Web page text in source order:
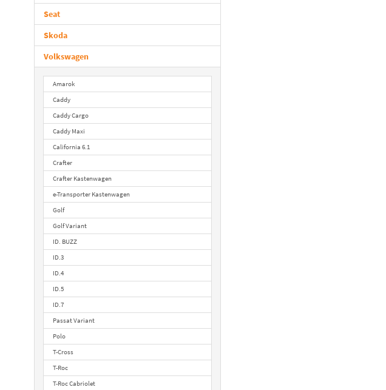
Seat
Skoda
Volkswagen
Amarok
Caddy
Caddy Cargo
Caddy Maxi
California 6.1
Crafter
Crafter Kastenwagen
e-Transporter Kastenwagen
Golf
Golf Variant
ID. BUZZ
ID.3
ID.4
ID.5
ID.7
Passat Variant
Polo
T-Cross
T-Roc
T-Roc Cabriolet